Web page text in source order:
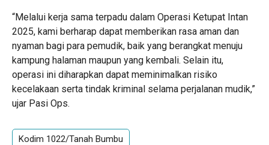
“Melalui kerja sama terpadu dalam Operasi Ketupat Intan
2025, kami berharap dapat memberikan rasa aman dan
nyaman bagi para pemudik, baik yang berangkat menuju
kampung halaman maupun yang kembali. Selain itu,
operasi ini diharapkan dapat meminimalkan risiko
kecelakaan serta tindak kriminal selama perjalanan mudik,”
ujar Pasi Ops.
Kodim 1022/Tanah Bumbu